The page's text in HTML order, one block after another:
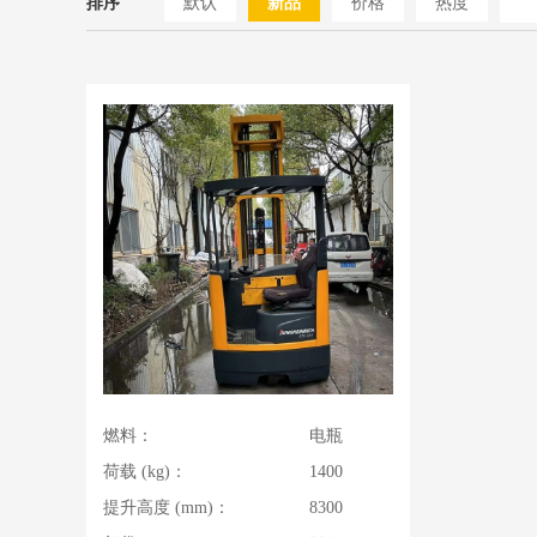
燃料：
电瓶
荷载 (kg)：
1400
提升高度 (mm)：
8300